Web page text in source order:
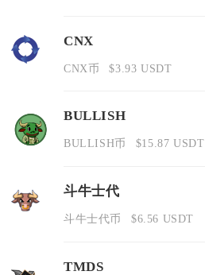
CNX
CNX币 $3.93 USDT
BULLISH
BULLISH币 $15.87 USDT
斗牛士代
斗牛士代币 $6.56 USDT
TMDS